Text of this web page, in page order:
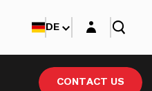
CONTACT US
DE Login-Maske